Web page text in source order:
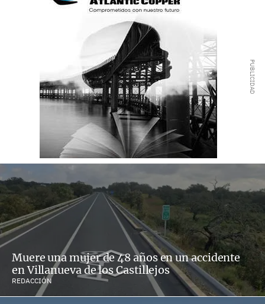
Muere una mujer de 48 años en un accidente
en Villanueva de los Castillejos
REDACCIÓN